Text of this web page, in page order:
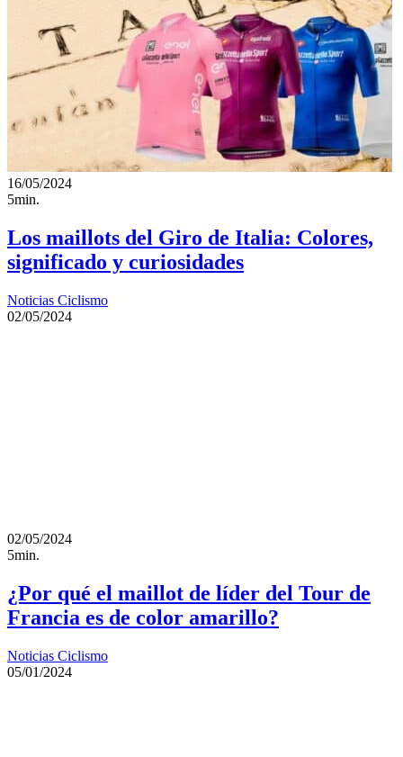
16/05/2024
5min.
Los maillots del Giro de Italia: Colores,
significado y curiosidades
Noticias Ciclismo
02/05/2024
02/05/2024
5min.
¿Por qué el maillot de líder del Tour de
Francia es de color amarillo?
Noticias Ciclismo
05/01/2024